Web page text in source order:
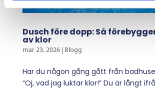
Dusch före dopp: Så
av klor
mar 23, 2026| Blogg
Har du någon gång gått från
“Oj, vad jag luktar klor!” Du är långt